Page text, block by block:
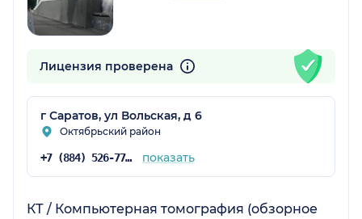
Лицензия проверена
г Саратов, ул Вольская, д 6
Октябрьский район
+7 (884) 526-77-69 показать
КТ / Компьютерная томография (обзорное